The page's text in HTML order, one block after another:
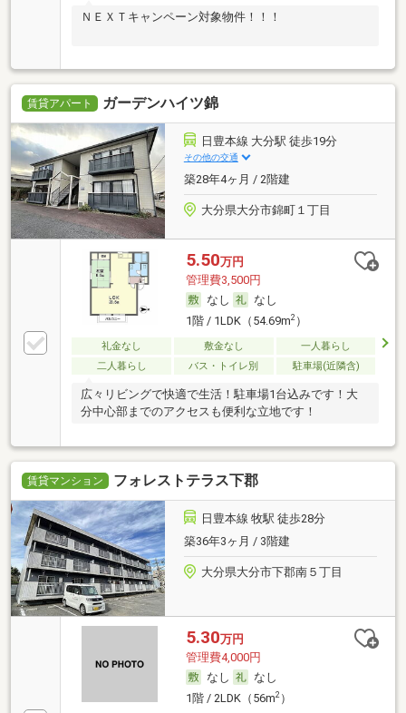
ＮＥＸＴキャンペーン対象物件！！！
賃貸アパート ガーデンハイツ錦
日豊本線 大分駅 徒歩19分
その他の交通
築28年4ヶ月 / 2階建
大分県大分市錦町１丁目
5.50万円
管理費3,500円
なし
なし
1階 / 1LDK（54.69m2）
礼金なし 敷金なし
一人暮らし
二人暮らし
バス・トイレ別 駐車場(近隣含)
広々リビングで快適で生活！駐車場1台込みです！大
分中心部までのアクセスも便利な立地です！
賃貸マンション フォレストテラス下郡
日豊本線 牧駅 徒歩28分
築36年3ヶ月 / 3階建
大分県大分市下郡南５丁目
5.30万円
管理費4,000円
なし
なし
1階 / 2LDK（56m2）